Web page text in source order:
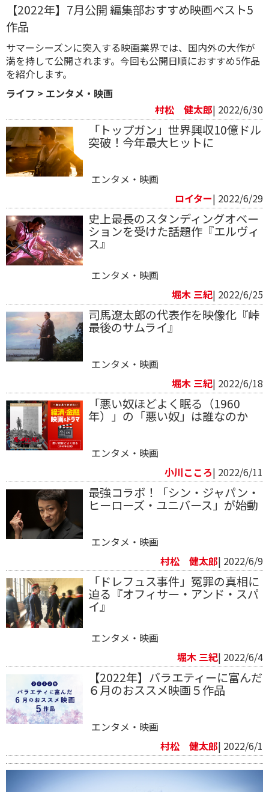
【2022年】7月公開 編集部おすすめ映画ベスト5
作品
サマーシーズンに突入する映画業界では、国内外の大作が
満を持して公開されます。今回も公開日順におすすめ5作品
を紹介します。
ライフ > エンタメ・映画
村松 健太郎| 2022/6/30
「トップガン」世界興収10億ドル
突破！今年最大ヒットに
エンタメ・映画
ロイター| 2022/6/29
史上最長のスタンディングオベー
ションを受けた話題作『エルヴィ
ス』
エンタメ・映画
堀木 三紀| 2022/6/25
司馬遼太郎の代表作を映像化『峠
最後のサムライ』
エンタメ・映画
堀木 三紀| 2022/6/18
「悪い奴ほどよく眠る（1960
年）」の「悪い奴」は誰なのか
エンタメ・映画
小川こころ| 2022/6/11
最強コラボ！「シン・ジャパン・
ヒーローズ・ユニバース」が始動
エンタメ・映画
村松 健太郎| 2022/6/9
「ドレフュス事件」冤罪の真相に
迫る『オフィサー・アンド・スパ
イ』
エンタメ・映画
堀木 三紀| 2022/6/4
【2022年】バラエティーに富んだ
６月のおススメ映画５作品
エンタメ・映画
村松 健太郎| 2022/6/1